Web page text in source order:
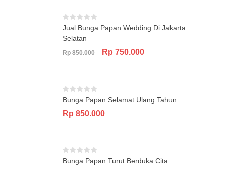
Jual Bunga Papan Wedding Di Jakarta
Selatan
Rp850.000
Original
Rp 750.000Current
Bunga Papan Selamat Ulang Tahun
Rp 850.000
Bunga Papan Turut Berduka Cita